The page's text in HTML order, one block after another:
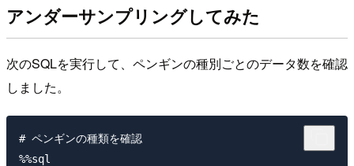
アンダーサンプリングしてみた
次のSQLを実行して、ペンギンの種別ごとのデータ数を確認
しました。
# ペンギンの種類を確認
%%sql